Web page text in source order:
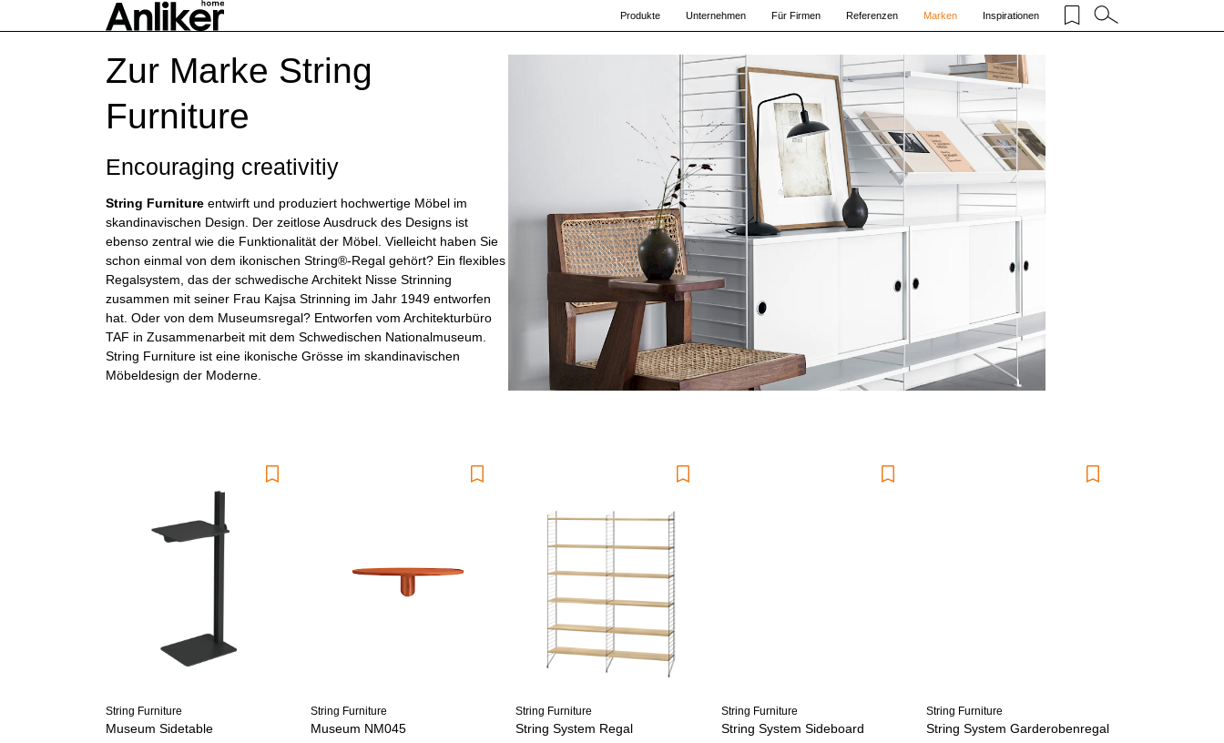
Produkte Unternehmen Für Firmen Referenzen Marken Inspirationen
Zur Marke String
Furniture
Encouraging creativitiy
String Furniture entwirft und produziert hochwertige Möbel im
skandinavischen Design. Der zeitlose Ausdruck des Designs ist
ebenso zentral wie die Funktionalität der Möbel. Vielleicht haben Sie
schon einmal von dem ikonischen String®-Regal gehört? Ein flexibles
Regalsystem, das der schwedische Architekt Nisse Strinning
zusammen mit seiner Frau Kajsa Strinning im Jahr 1949 entworfen
hat. Oder von dem Museumsregal? Entworfen vom Architekturbüro
TAF in Zusammenarbeit mit dem Schwedischen Nationalmuseum.
String Furniture ist eine ikonische Grösse im skandinavischen
Möbeldesign der Moderne.
String Furniture
Museum Sidetable
String Furniture
Museum NM045
String Furniture
String System Regal
String Furniture
String System Sideboard
String Furniture
String System Garderobenregal